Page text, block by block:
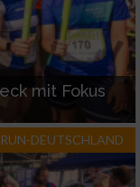
mit Fokus
RUN-DEUTSCHLAND